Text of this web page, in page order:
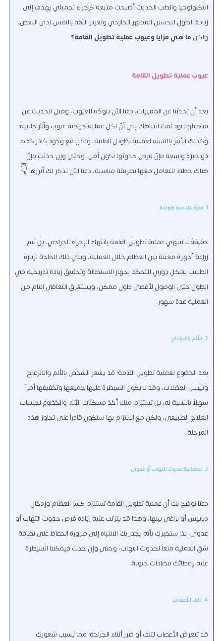
التكنولوجيا والطب الحديث أصبحت متبعة كإجراء تجميلي يهدف إلى
زيادة الطول لتحسين المظهر الخارجي وتعزيز الثقة بالنفس لدى البعض،
ولكن ما هي مزايا وعيوب عملية تطويل القامة؟
عيوب عملية تطويل القامة
بعد أن تحدثنا عن المميزات، دعنا الآن نتوجّه للعيوب، وقبل الحديث عن
تفاصيلها؛ نود لفت انتباهك إلى أنّ لكل عملية جراحية عيوب وآثار جانبية؛
وكذلك الأمر بالنسبة لعملية تطويل القامة، ولكن مع وجود كادر كفء
ذو خبرة واسعة فإنّ فرص حدوثها تكون أقل، وحتى وإن حدثت فإنّ
هناك خطط للتعامل معها بطريقة مناسبة، دعنا الآن نذكر لك أبرزها 👇
1. فترة علاجية طويلة
حقيقةً لا تنتهي عملية تطويل القامة بانتهاء الإجراء الجراحي، بل تتم
زراعة أجهزة معينة بين العظام خلال العملية، ويلي ذلك الحاجة لزيارة
الطبيب بشكلٍ دوري للتحكم بجهاز الاستطالة وتحقيق زيادة تدريجية في
الطول حتى الوصول لأقصى طول ممكن، ويستغرق التعافي التام من
العملية عدة شهور.
2. الألم والانزعاج
بعد الخضوع لعملية تطويل القامة؛ قد يشعر الشخص بالألم والانزعاج
وتيبس العضلات، وقد لا يكون السيطرة عليها جميعها وتخفيفها أمراً
سهلاً بالنسبة له، بل تستلزم منك أخذ مسكنات الألم والخضوع لجلسات
العلاج الطبيعي، ولكن مع الالتزام بها ستكون قادراً على تجاوز هذه
المرحلة.
3. احتمالية حدوث التهاب أو عدوى
دعنا نوضح لك أن عملية تطويل القامة تستلزم كسر العظام وإدخال
دبابيس أو براغي بينها، وهذا قد يترتب عليه زيادة فرص حدوث التهاب أو
عدوى، لذا سنخبرك بأنه يجدر بك الانتباه إلى ضرورة الحفاظ على نظافة
شق العملية منعاً لحدوث التهاب، وحتى وإن حدث فيمكننا السيطرة
عليه بإعطائك مضادات حيوية.
4. تلف الأعصاب
قد تتعرض الأعصاب لتلف أو ضرر أثناء الجراحة؛ مما يُسبب شعورك